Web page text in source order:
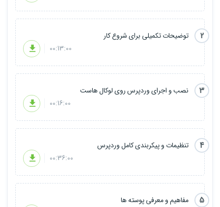
2
توضیحات تکمیلی برای شروع کار
00:13:00
3
نصب و اجرای وردپرس روی لوکال هاست
00:16:00
4
تنظیمات و پیکربندی کامل وردپرس
00:36:00
5
مفاهیم و معرفی پوسته ها